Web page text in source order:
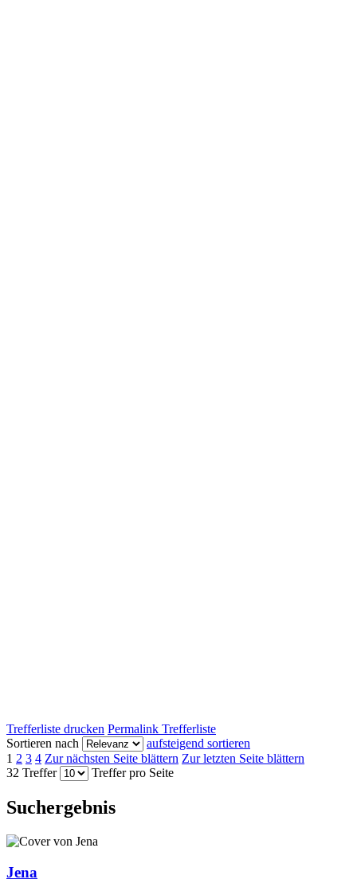
Trefferliste drucken Permalink Trefferliste
Sortieren nach
aufsteigend sortieren
1 2 3 4 Zur nächsten Seite blättern Zur letzten Seite blättern
32 Treffer
Treffer pro Seite
Suchergebnis
Jena